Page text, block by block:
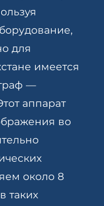
для
имеется
—
аппарат
во
около 8
таких